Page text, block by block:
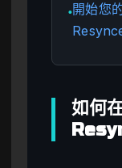
● 開始您
如何